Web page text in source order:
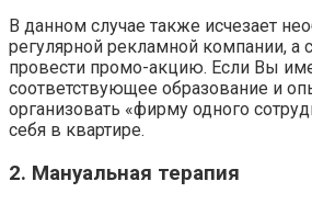
В данном случае также исчезает
регулярной рекламной компании,
провести промо-акцию. Если Вы
соответствующее образование и
организовать «фирму одного
себя в квартире.
2. Мануальная терапия